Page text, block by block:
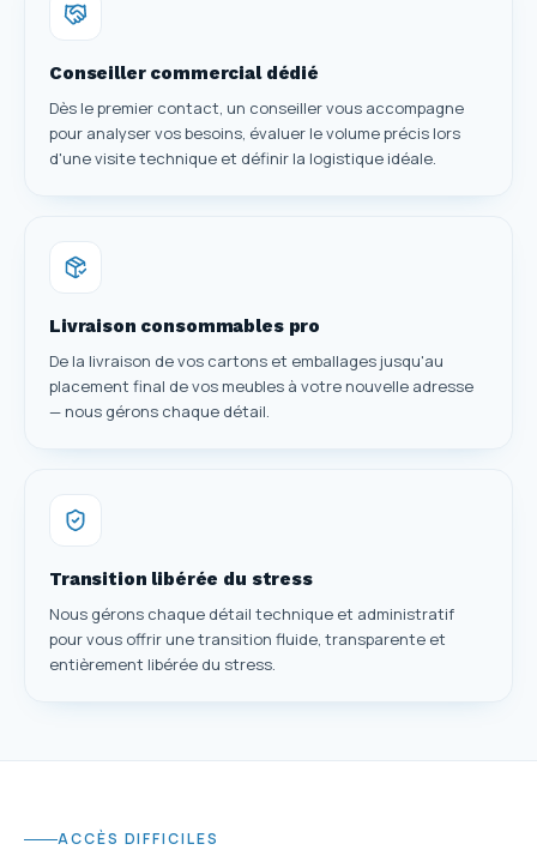
Conseiller commercial dédié
Dès le premier contact, un conseiller vous accompagne
pour analyser vos besoins, évaluer le volume précis lors
d'une visite technique et définir la logistique idéale.
Livraison consommables pro
De la livraison de vos cartons et emballages jusqu'au
placement final de vos meubles à votre nouvelle adresse
— nous gérons chaque détail.
Transition libérée du stress
Nous gérons chaque détail technique et administratif
pour vous offrir une transition fluide, transparente et
entièrement libérée du stress.
ACCÈS DIFFICILES